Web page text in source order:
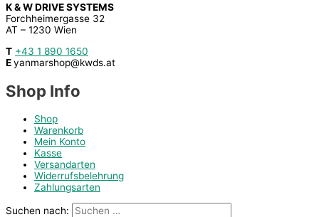
K & W DRIVE SYSTEMS
Forchheimergasse 32
AT – 1230 Wien
T +43 1 890 1650
Eyanmarshop@kwds.at
Shop Info
Shop
Warenkorb
Mein Konto
Kasse
Versandarten
Widerrufsbelehrung
Zahlungsarten
Suchen nach: